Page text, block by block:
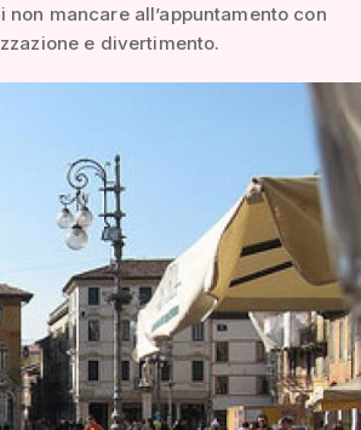
mancare all’appuntamento con
e divertimento.